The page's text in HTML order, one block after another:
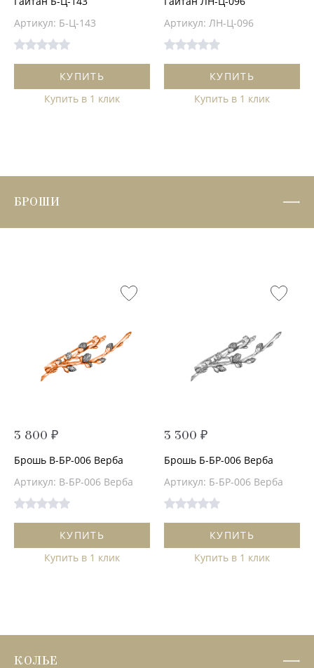
Артикул: Б-Ц-143
КУПИТЬ
Купить в 1 клик
Артикул: ЛН-Ц-096
КУПИТЬ
Купить в 1 клик
БРОШИ
3 800 ₽
Брошь В-БР-006 Верба
Артикул: В-БР-006 Верба
КУПИТЬ
Купить в 1 клик
3 300 ₽
Брошь Б-БР-006 Верба
Артикул: Б-БР-006 Верба
КУПИТЬ
Купить в 1 клик
КОЛЬЕ